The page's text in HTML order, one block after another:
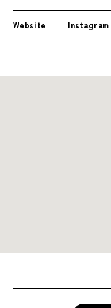
Website Instagram